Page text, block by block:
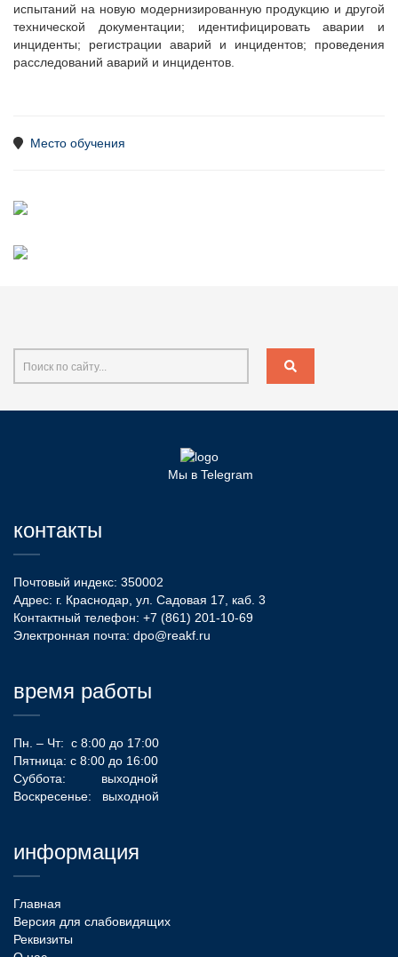
испытаний на новую модернизированную продукцию и другой
технической документации; идентифицировать аварии и
инциденты; регистрации аварий и инцидентов; проведения
расследований аварий и инцидентов.
Место обучения
Мы в Telegram
контакты
Почтовый индекс: 350002
Адрес: г. Краснодар, ул. Садовая 17, каб. 3
Контактный телефон: +7 (861) 201-10-69
Электронная почта: dpo@reakf.ru
время работы
Пн. – Чт: с 8:00 до 17:00
Пятница: с 8:00 до 16:00
Суббота: выходной
Воскресенье: выходной
информация
Главная
Версия для слабовидящих
Реквизиты